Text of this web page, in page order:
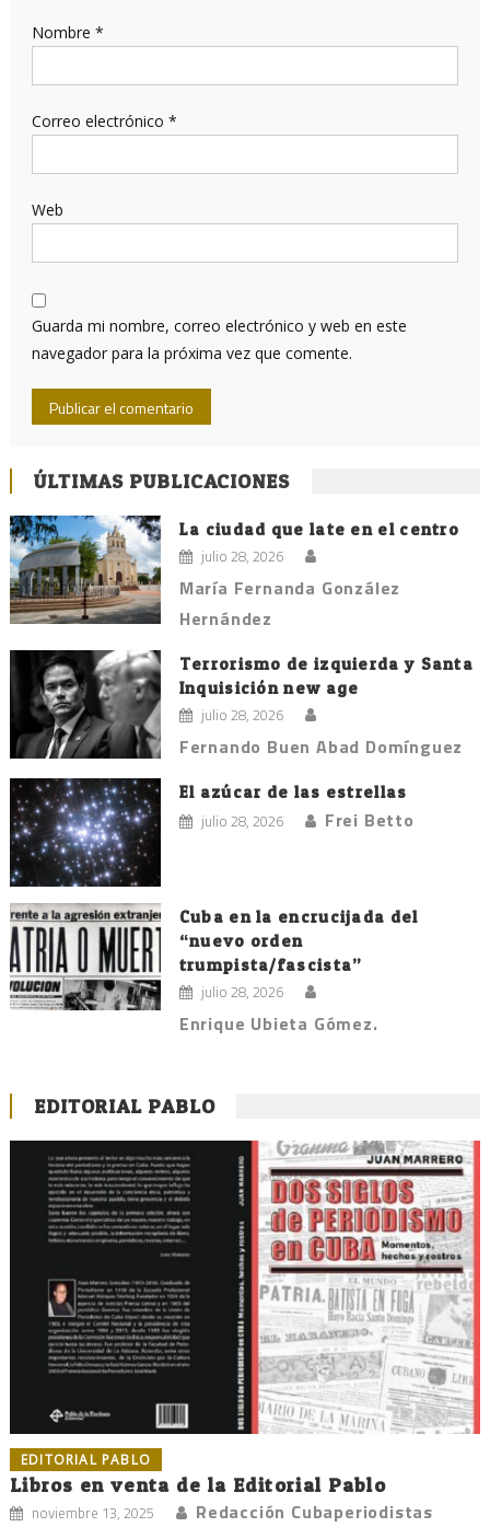
Nombre *
Correo electrónico *
Web
Guarda mi nombre, correo electrónico y web en este
navegador para la próxima vez que comente.
ÚLTIMAS PUBLICACIONES
La ciudad que late en el centro
julio 28, 2026
María Fernanda González
Hernández
Terrorismo de izquierda y Santa
Inquisición new age
julio 28, 2026
Fernando Buen Abad Domínguez
El azúcar de las estrellas
julio 28, 2026 Frei Betto
Cuba en la encrucijada del
“nuevo orden
trumpista/fascista”
julio 28, 2026
Enrique Ubieta Gómez.
EDITORIAL PABLO
EDITORIAL PABLO
Libros en venta de la Editorial Pablo
noviembre 13, 2025 Redacción Cubaperiodistas